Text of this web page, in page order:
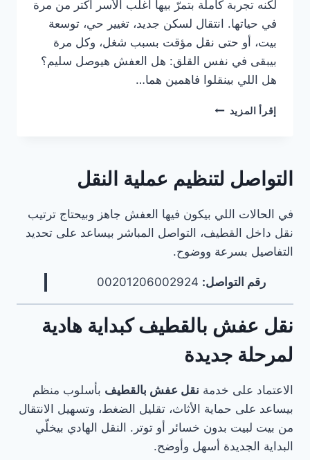
لكنه تجربة كاملة بتمرّ بيها أغلب الأسر أكتر من مرة
في حياتها. انتقال لسكن جديد، تغيير حي، توسعة
بيت، أو حتى نقل مؤقت بسبب شغل، وكل مرة
بيبقى في نفس القلق: هل العفش هيوصل سليم؟
هل اللي بينقلوا فاهمين هما…
إقرأ المزيد خدمات
مرجعي
شاملشركة
نقل
عفش
نقل
نقل
عفش
بالخبرشركة
بالدمامشركة
نقل
عفش
بالرياض
شركة نقل
التواصل لتنظيم عملية النقل
في الحالات اللي بيكون فيها العفش جاهز وبيحتاج ترتيب
نقل داخل القطيف، التواصل المباشر بيساعد على تحديد
التفاصيل بسرعة ووضوح.
رقم التواصل:
نقل عفش بالقطيف كبداية هادية
لمرحلة جديدة
الاعتماد على خدمة نقل عفش بالقطيف بأسلوب منظم
بيساعد على حماية الأثاث، تقليل الضغط، وتسهيل الانتقال
من بيت لبيت بدون خسائر أو توتر. النقل الهادي بيخلّي
البداية الجديدة أسهل وأوضح.